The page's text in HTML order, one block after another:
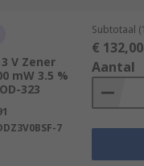
V Zener
mW 3.5 %
323
7
Subtotaal
€ 132,00
Aantal